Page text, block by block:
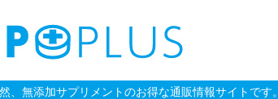
、無添加サプリメントのお得な通販情報サイトです。